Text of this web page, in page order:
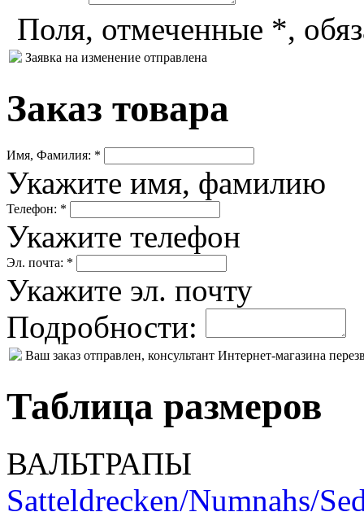
Поля, отмеченные *,
Заявка на изменение отправлена
Заказ товара
Имя, Фамилия: *
Укажите имя, фамилию
Телефон: *
Укажите телефон
Эл. почта: *
Укажите эл. почту
Подробности:
Ваш заказ отправлен, консультант Интернет-магазина
Таблица размеров
ВАЛЬТРАПЫ
Satteldrecken/Numnahs/